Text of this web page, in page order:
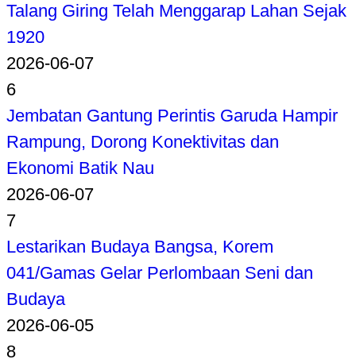
Talang Giring Telah Menggarap Lahan Sejak
1920
2026-06-07
6
Jembatan Gantung Perintis Garuda Hampir
Rampung, Dorong Konektivitas dan
Ekonomi Batik Nau
2026-06-07
7
Lestarikan Budaya Bangsa, Korem
041/Gamas Gelar Perlombaan Seni dan
Budaya
2026-06-05
8